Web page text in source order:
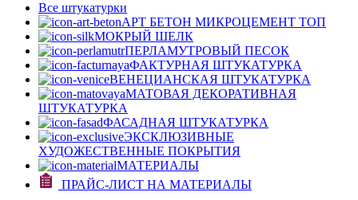
Все штукатурки
АРТ БЕТОН МИКРОЦЕМЕНТ ТОП
МОКРЫЙ ШЕЛК
ПЕРЛАМУТРОВЫЙ ПЕСОК
ФАКТУРНАЯ ШТУКАТУРКА
ВЕНЕЦИАНСКАЯ ШТУКАТУРКА
МАТОВАЯ ДЕКОРАТИВНАЯ
ШТУКАТУРКА
ФАСАДНАЯ ШТУКАТУРКА
ЭКСКЛЮЗИВНЫЕ
ХУДОЖЕСТВЕННЫЕ ПОКРЫТИЯ
МАТЕРИАЛЫ
ПРАЙС-ЛИСТ НА МАТЕРИАЛЫ